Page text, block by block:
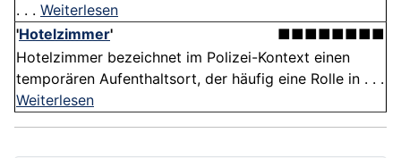
. . . Weiterlesen
'Hotelzimmer'
■■■■■■■■
Hotelzimmer bezeichnet im Polizei-Kontext einen
temporären Aufenthaltsort, der häufig eine Rolle in . . .
Weiterlesen